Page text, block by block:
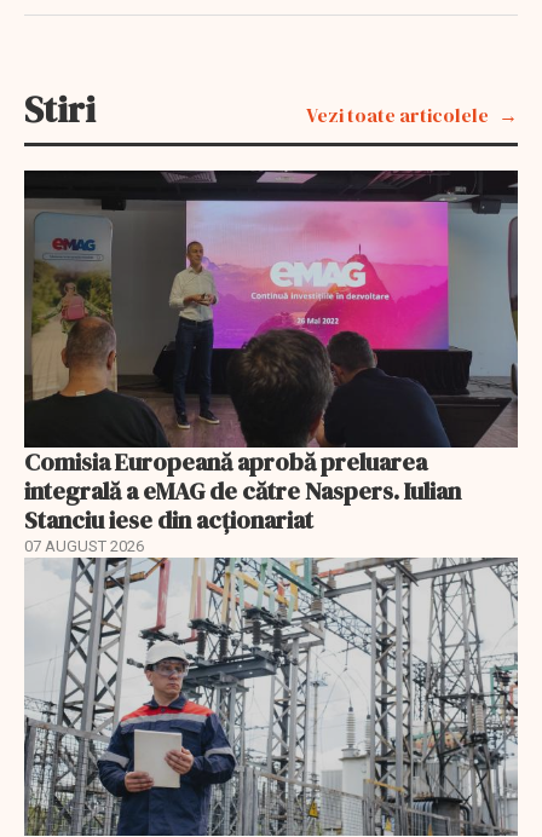
Stiri Vezi toate articolele
Comisia Europeană aprobă preluarea
integrală a eMAG de către Naspers. Iulian
Stanciu iese din acționariat
07 AUGUST 2026